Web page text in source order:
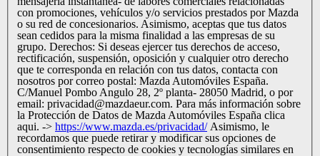
con promociones, vehículos y/o servicios prestados por Mazda
o su red de concesionarios. Asimismo, aceptas que tus datos
sean cedidos para la misma finalidad a las empresas de su
grupo. Derechos: Si deseas ejercer tus derechos de acceso,
rectificación, suspensión, oposición y cualquier otro derecho
que te corresponda en relación con tus datos, contacta con
nosotros por correo postal: Mazda Automóviles España.
C/Manuel Pombo Angulo 28, 2º planta- 28050 Madrid, o por
email: privacidad@mazdaeur.com. Para más información sobre
la Protección de Datos de Mazda Automóviles España clica
aqui. -> https://www.mazda.es/privacidad/Asimismo, le
recordamos que puede retirar y modificar sus opciones de
consentimiento respecto de cookies y tecnologías similares en